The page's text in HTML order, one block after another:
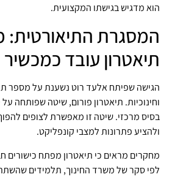
הוא מדגיש בגישתו המקצועית.
המסגרת התיאורטית:
תיאטרון עובד
הגישה שפיתח אלעד רוט נשענת על מספר
וחינוכיות. תיאטרון פורום, שיטה שפותחה על
בסיס מרכזי. שיטה זו מאפשרת לצופים
ולהציע פתרונות למצבי קונפליקט.
מחקרים מראים כי תיאטרון מפתח כישורים
לפי סקר של משרד החינוך, תלמידים